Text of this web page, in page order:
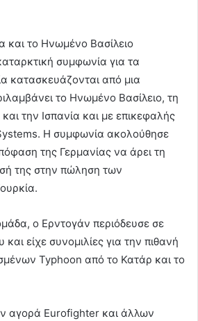
και το Ηνωμένο Βασίλειο
συμφωνία για τα
κατασκευάζονται από μια
το Ηνωμένο Βασίλειο, τη
και την Ισπανία και με επικεφαλής
Η συμφωνία ακολούθησε
της Γερμανίας να άρει τη
της στην πώληση των
ο Ερντογάν περιόδευσε σε
είχε συνομιλίες για την πιθανή
Typhoon από το Κατάρ και το
αγορά Eurofighter και άλλων